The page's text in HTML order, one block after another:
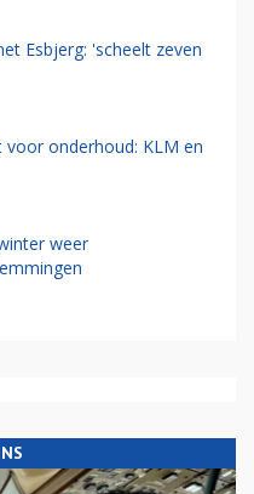
Esbjerg: 'scheelt zeven
voor onderhoud: KLM en
weer